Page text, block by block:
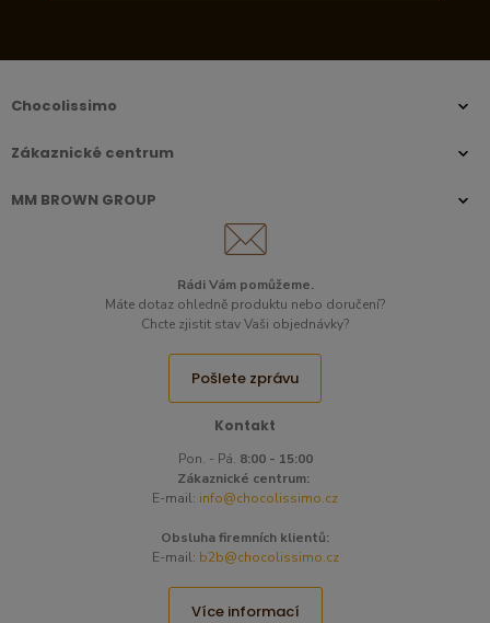
Chocolissimo
Zákaznické centrum
MM BROWN GROUP
Kontakt
Pon. - Pá. 8:00 - 15:00
Zákaznické centrum:
E-mail: info@chocolissimo.cz
Obsluha firemních klientů:
E-mail: b2b@chocolissimo.cz
Více informací
Rádi Vám pomůžeme.
Máte dotaz ohledně produktu nebo doručení?
Chcte zjistit stav Vaši objednávky?
Pošlete zprávu